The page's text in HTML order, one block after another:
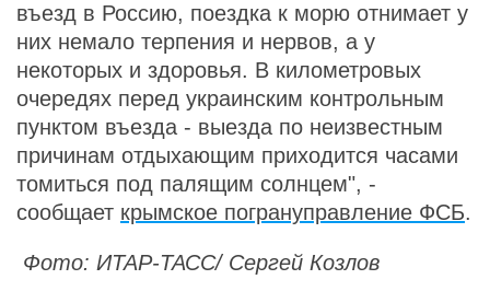
въезд в Россию, поездка к морю отнимает у
них немало терпения и нервов, а у
некоторых и здоровья. В километровых
очередях перед украинским контрольным
пунктом въезда - выезда по неизвестным
причинам отдыхающим приходится часами
томиться под палящим солнцем", -
сообщает крымское погрануправление ФСБ.
Фото: ИТАР-ТАСС/ Сергей Козлов